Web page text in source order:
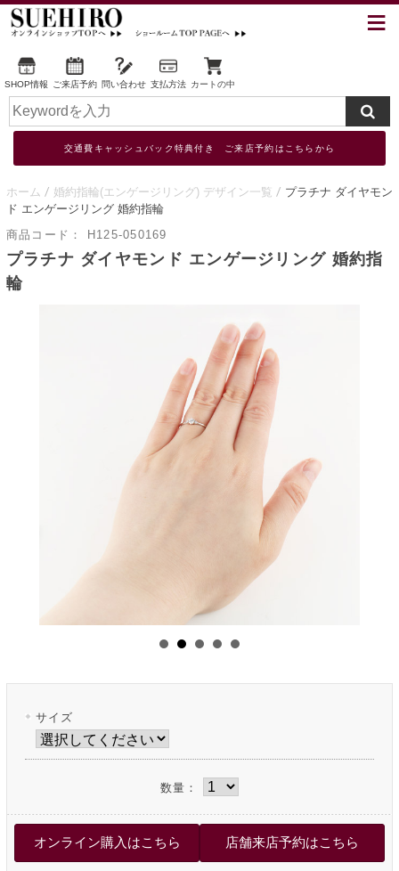
SHOP情報 ご来店予約 問い合わせ 支払方法 カートの中
交通費キャッシュバック特典付き ご来店予約はこちらから
ホーム 婚約指輪(エンゲージリング) デザイン一覧
プラチナ ダイヤモン
ド エンゲージリング 婚約指輪
商品コード：
H125-050169
プラチナ ダイヤモンド エンゲージリング 婚約指
輪
サイズ
数量：